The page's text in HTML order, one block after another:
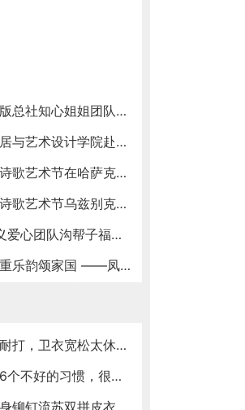
中国少年儿童新闻出版总社知心姐姐团队莅临旗帜少年总部基地考察交流
中南林业科技大学家居与艺术设计学院赴龙山惹巴拉开展“三下乡”实践活动
第六届丝绸之路国际诗歌艺术节在哈萨克斯坦阿拉木图圆满落幕
第六届丝绸之路国际诗歌艺术节乌兹别克斯坦分会场圆满举办
庆八一 传大爱 郭明义爱心团队沟帮子福全团队举办十周年公益慈善晚会
方泽轩内凤鸣归 五重乐韵颂家国 ——凤还巢五重奏北京艺术空间落地地坛公园方泽轩音乐会圆满举办
袁姗姗健美型身材太耐打，卫衣宽松太休闲，搭配它感觉要跑起来
脸上长痘肯定是有这6个不好的习惯，很多人天天在犯，还不改
王俊凯新造型，这一身铆钉流苏双拼皮衣太帅，摇滚范儿十足